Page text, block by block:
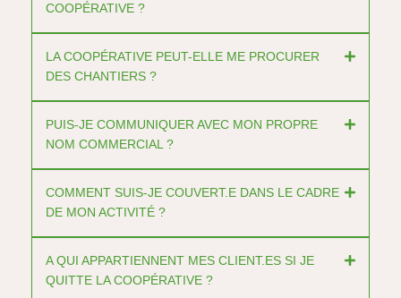
COOPÉRATIVE ?
LA COOPÉRATIVE PEUT-ELLE ME PROCURER
DES CHANTIERS ?
PUIS-JE COMMUNIQUER AVEC MON PROPRE
NOM COMMERCIAL ?
COMMENT SUIS-JE COUVERT.E DANS LE CADRE
DE MON ACTIVITÉ ?
A QUI APPARTIENNENT MES CLIENT.ES SI JE
QUITTE LA COOPÉRATIVE ?